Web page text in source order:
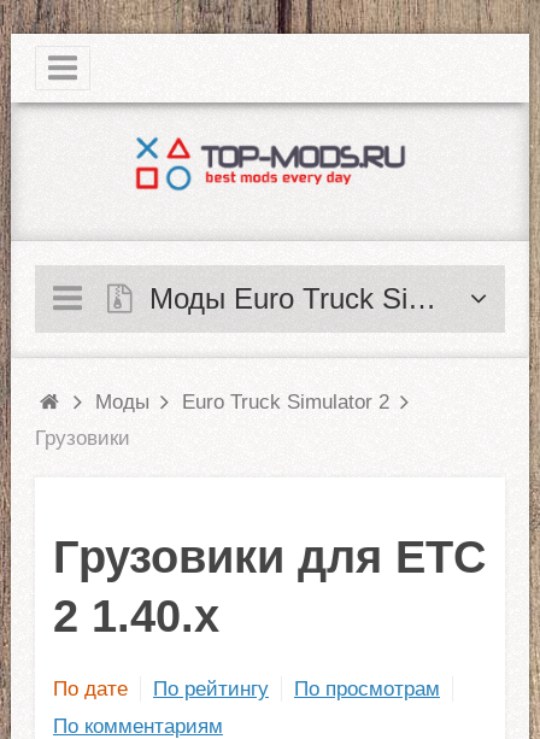
|
Моды Euro Truck Simulator 2
Моды
Euro Truck Simulator 2
Грузовики
Грузовики для ЕТС
2 1.40.x
По дате По рейтингу
По просмотрам
По комментариям